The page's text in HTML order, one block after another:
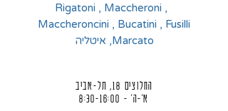
Rigatoni , Maccheroni ,
Maccheroncini , Bucatini , Fusilli
Marcato, איטליה
החלוצים 18, תל-אביב
א'-ה' - 8:30-16:00